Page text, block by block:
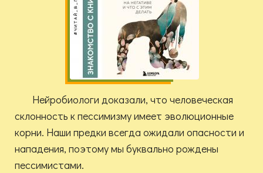
Нейробиологи доказали, что человеческая
склонность к пессимизму имеет эволюционные
корни. Наши предки всегда ожидали опасности и
нападения, поэтому мы буквально рождены
пессимистами.